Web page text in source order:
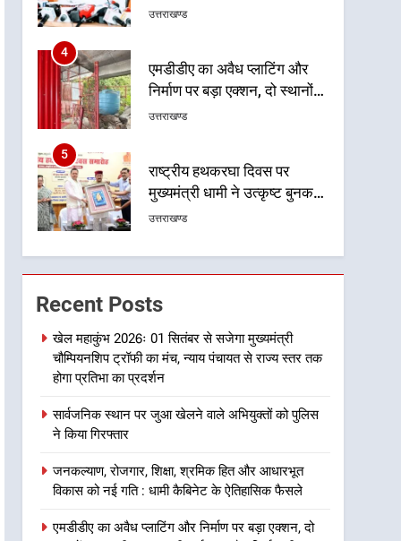
को नई गति : धामी कैबिनेट के
उत्तराखण्ड
4
एमडीडीए का अवैध प्लाटिंग और
निर्माण पर बड़ा एक्शन, दो स्थानों
पर ध्वस्तीकरण, मसूरी मार्ग पर
उत्तराखण्ड
5
राष्ट्रीय हथकरघा दिवस पर
मुख्यमंत्री धामी ने उत्कृष्ट बुनकरों
और हस्तशिल्प कारीगरों को किया
उत्तराखण्ड
6
उत्तराखंड कांग्रेस में बड़ा
संगठनात्मक फेरबदल, नई
कार्यकारिणी और समितियों का
गठन
7
मुख्यमंत्री धामी बोले- युवाओं को
प्राथमिकता, आने वाले महीनों में
उत्तराखण्ड
दिल्ली-देहरादून आर्थिक कॉरिडोर
से जुड़ी 12 किमी ग्रीनफील्ड
बाईपास परियोजना का डीएम ने
उत्तराखण्ड
Recent Posts
खेल महाकुंभ 2026ः 01 सितंबर से सजेगा मुख्यमंत्री
चौम्पियनशिप ट्रॉफी का मंच, न्याय पंचायत से राज्य स्तर तक
होगा प्रतिभा का प्रदर्शन
सार्वजनिक स्थान पर जुआ खेलने वाले अभियुक्तों को पुलिस
ने किया गिरफ्तार
जनकल्याण, रोजगार, शिक्षा, श्रमिक हित और आधारभूत
विकास को नई गति : धामी कैबिनेट के ऐतिहासिक फैसले
एमडीडीए का अवैध प्लाटिंग और निर्माण पर बड़ा एक्शन, दो